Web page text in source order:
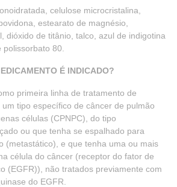
celulose microcristalina,
estearato de magnésio,
dióxido de titânio, talco, azul de indigotina
80.
É INDICADO?
primeira linha de tratamento de
tipo específico de câncer de pulmão
células (CPNPC), do tipo
ou que tenha se espalhado para
(metastático), e que tenha uma ou mais
célula do câncer (receptor do fator de
(EGFR)), não tratados previamente com
do EGFR.